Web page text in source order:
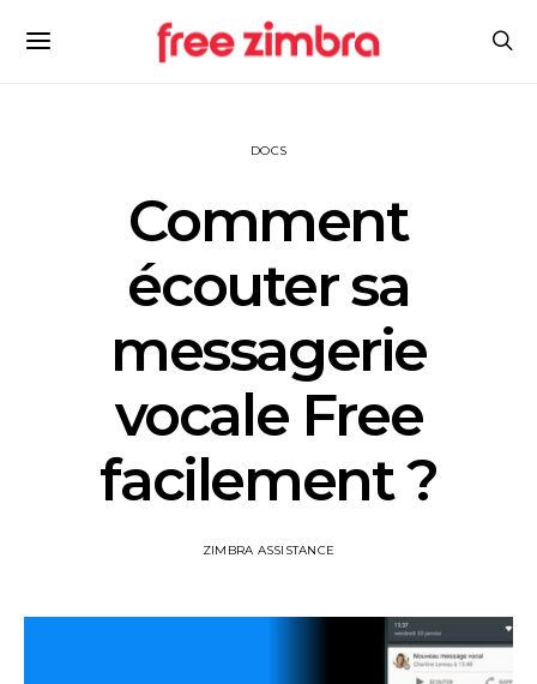
DOCS
Comment
écouter sa
messagerie
vocale Free
facilement ?
ZIMBRA ASSISTANCE